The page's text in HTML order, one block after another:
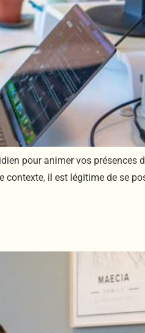
pour animer vos présences
contexte, il est légitime de se